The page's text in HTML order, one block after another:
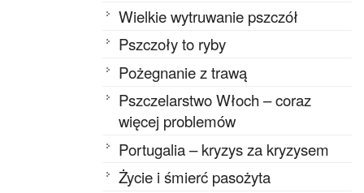
Wielkie wytruwanie pszczół
Pszczoły to ryby
Pożegnanie z trawą
Pszczelarstwo Włoch – coraz
więcej problemów
Portugalia – kryzys za kryzysem
Życie i śmierć pasożyta